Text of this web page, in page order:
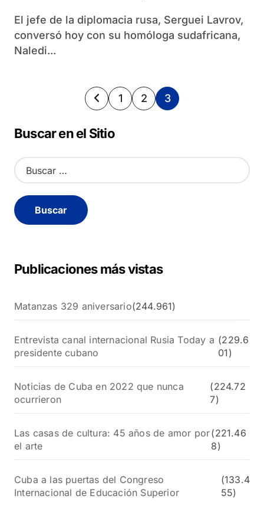
El jefe de la diplomacia rusa, Serguei Lavrov,
conversó hoy con su homóloga sudafricana,
Naledi...
Paginación
de
entradas
1 2 3
Buscar en el Sitio
B
u
c
a
Publicaciones más vistas
Matanzas 329 aniversario(244.961)
Entrevista canal internacional Rusia Today a
presidente cubano
(229.6
01)
Noticias de Cuba en 2022 que nunca
ocurrieron
(224.72
7)
Las casas de cultura: 45 años de amor por
el arte
(221.46
8)
Cuba a las puertas del Congreso
Internacional de Educación Superior
(133.4
55)